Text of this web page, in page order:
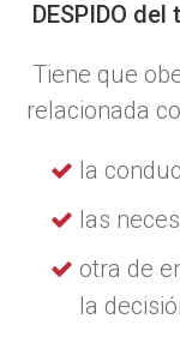
DESPIDO
Tiene que
relacionada
la
las
otra de
la